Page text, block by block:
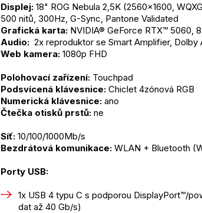
Displej: 18" ROG Nebula 2,5K (2560x1600,
500 nitů, 300Hz, G-Sync, Pantone Validated
Grafická karta: NVIDIA® GeForce RTX™ 5060,
Audio: 2x reproduktor se Smart Amplifier,
Web kamera: 1080p FHD
Polohovací zařízení: Touchpad
Podsvícená klávesnice: Chiclet 4zónová RGB
Numerická klávesnice: ano
Čtečka otisků prstů: ne
Síť: 10/100/1000Mb/s
Bezdrátová komunikace: WLAN + Bluetooth
Porty USB:
1x USB 4 typu C s podporou DisplayPort™/
dat až 40 Gb/s)